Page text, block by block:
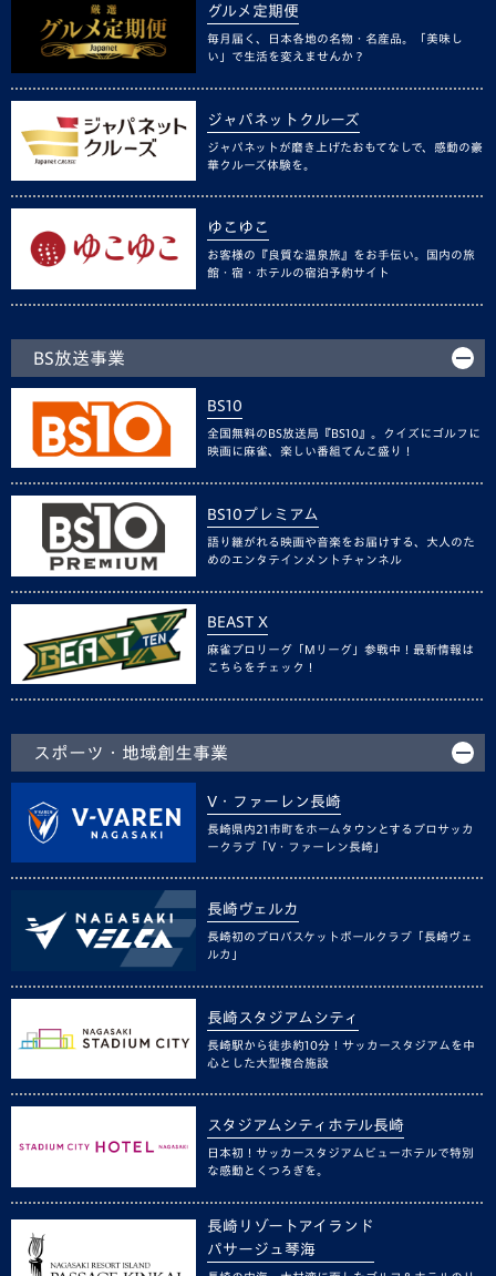
グルメ定期便
毎月届く、日本各地の名物・名産品。「美味し
い」で生活を変えませんか？
ジャパネットクルーズ
ジャパネットが磨き上げたおもてなしで、感動の豪
華クルーズ体験を。
ゆこゆこ
お客様の『良質な温泉旅』をお手伝い。国内の旅
館・宿・ホテルの宿泊予約サイト
BS放送事業
BS10
全国無料のBS放送局『BS10』。クイズにゴルフに
映画に麻雀、楽しい番組てんこ盛り！
BS10プレミアム
語り継がれる映画や音楽をお届けする、大人のた
めのエンタテインメントチャンネル
BEAST X
麻雀プロリーグ「Mリーグ」参戦中！最新情報は
こちらをチェック！
スポーツ・地域創生事業
V・ファーレン長崎
長崎県内21市町をホームタウンとするプロサッカ
ークラブ「V・ファーレン長崎」
長崎ヴェルカ
長崎初のプロバスケットボールクラブ「長崎ヴェ
ルカ」
長崎スタジアムシティ
長崎駅から徒歩約10分！サッカースタジアムを中
心とした大型複合施設
スタジアムシティホテル長崎
日本初！サッカースタジアムビューホテルで特別
な感動とくつろぎを。
長崎リゾートアイランド
パサージュ琴海